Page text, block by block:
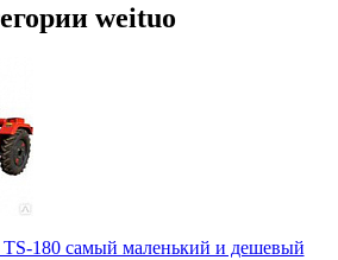
weituo
180 самый маленький и дешевый